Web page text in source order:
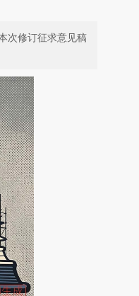
次修订征求意见稿